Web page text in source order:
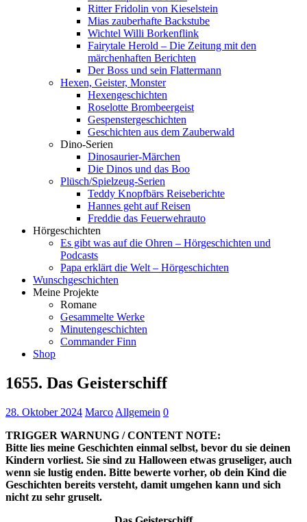
Ritter Fridolin von Kieselstein
Mias zauberhafte Backstube
Wichtel Willi Borkenflink
Fairytale Herold – Die Zeitung mit den
märchenhaften Berichten
Der Boss und sein Flattermann
Hexen, Geister, Monster
Hexengeschichten
Roselotte Brombeergeist
Gespenstergeschichten
Geschichten aus dem Zauberwald
Dino-Serien
Dinosaurier-Märchen
Die Dinos und das Boo
Plüsch/Spielzeug-Serien
Teddy Knopfbärs Reiseberichte
Hannes geht auf Reisen
Freddie das Feuerwehrauto
Hörgeschichten
Es gibt was auf die Ohren – Hörgeschichten und
Podcasts
Papa erklärt die Welt – Hörgeschichten
Wunschgeschichten
Meine Projekte
Romane
Gesammelte Werke
Minutengeschichten
Commander Finn
Shop
1655. Das Geisterschiff
28. Oktober 2024 Marco Allgemein 0
TRIGGER WARNUNG / CONTENT NOTE:
Bitte lies meine Geschichten einmal selbst, bevor du sie deinen
Kindern vorliest. Sie sind zu Halloween etwas gruseliger, auch
wenn sie lustig enden. Bitte bewerte vorher, ob dein Kind die
Geschichten bereits versteht, damit umgehen kann und sich
nicht zu sehr gruselt.